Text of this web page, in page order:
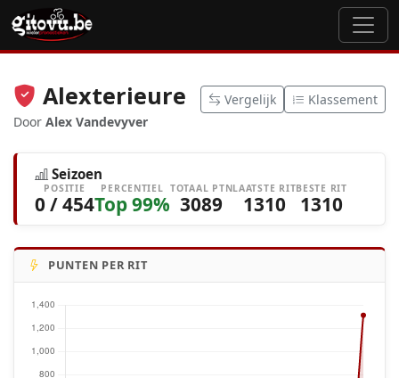
Alexterieure
Door Alex Vandevyver
Vergelijk Klassement
Seizoen
POSITIE
0 / 454
PERCENTIEL
Top 99%
TOTAAL PTN
3089
LAATSTE RIT
1310
BESTE RIT
1310
PUNTEN PER RIT